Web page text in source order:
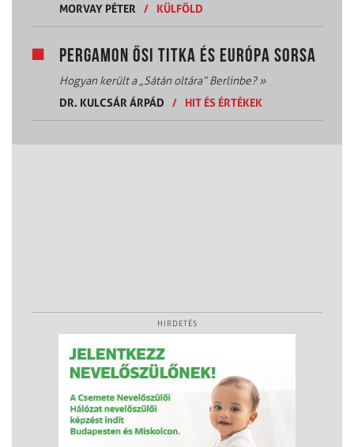
MORVAY PÉTER
/ KÜLFÖLD
PERGAMON ŐSI TITKA ÉS EURÓPA SORSA
Hogyan került a „Sátán oltára” Berlinbe?»
DR. KULCSÁR ÁRPÁD
/ HIT ÉS ÉRTÉKEK
HIRDETÉS